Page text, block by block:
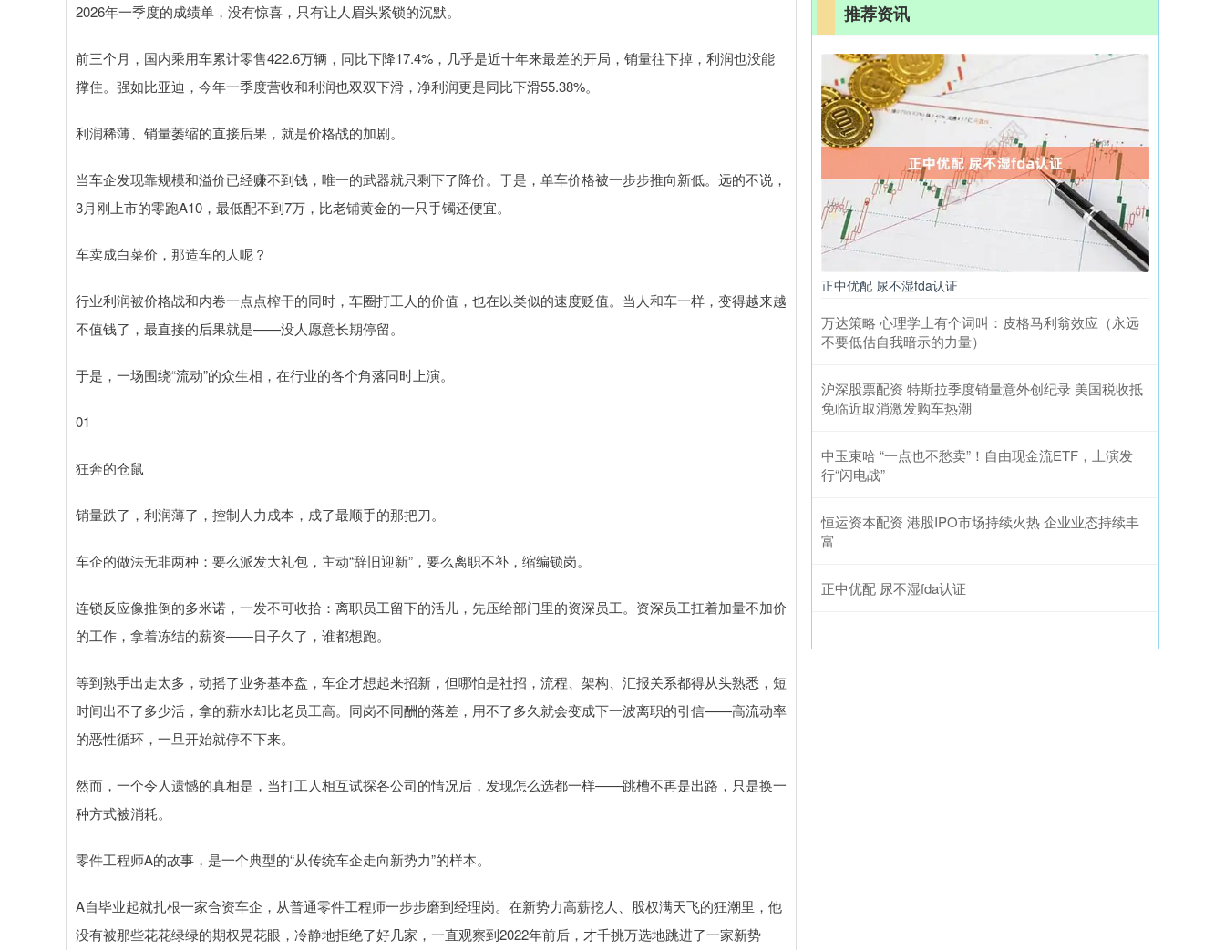
2026年一季度的成绩单，没有惊喜，只有让人眉头紧锁的沉默。
前三个月，国内乘用车累计零售422.6万辆，同比下降17.4%，几乎是近十年来最差的开局，销量往下掉，利润也没能
撑住。强如比亚迪，今年一季度营收和利润也双双下滑，净利润更是同比下滑55.38%。
利润稀薄、销量萎缩的直接后果，就是价格战的加剧。
当车企发现靠规模和溢价已经赚不到钱，唯一的武器就只剩下了降价。于是，单车价格被一步步推向新低。远的不说，
3月刚上市的零跑A10，最低配不到7万，比老铺黄金的一只手镯还便宜。
车卖成白菜价，那造车的人呢？
行业利润被价格战和内卷一点点榨干的同时，车圈打工人的价值，也在以类似的速度贬值。当人和车一样，变得越来越
不值钱了，最直接的后果就是——没人愿意长期停留。
于是，一场围绕“流动”的众生相，在行业的各个角落同时上演。
01
狂奔的仓鼠
销量跌了，利润薄了，控制人力成本，成了最顺手的那把刀。
车企的做法无非两种：要么派发大礼包，主动“辞旧迎新”，要么离职不补，缩编锁岗。
连锁反应像推倒的多米诺，一发不可收拾：离职员工留下的活儿，先压给部门里的资深员工。资深员工扛着加量不加价
的工作，拿着冻结的薪资——日子久了，谁都想跑。
等到熟手出走太多，动摇了业务基本盘，车企才想起来招新，但哪怕是社招，流程、架构、汇报关系都得从头熟悉，短
时间出不了多少活，拿的薪水却比老员工高。同岗不同酬的落差，用不了多久就会变成下一波离职的引信——高流动率
的恶性循环，一旦开始就停不下来。
然而，一个令人遗憾的真相是，当打工人相互试探各公司的情况后，发现怎么选都一样——跳槽不再是出路，只是换一
种方式被消耗。
零件工程师A的故事，是一个典型的“从传统车企走向新势力”的样本。
A自毕业起就扎根一家合资车企，从普通零件工程师一步步磨到经理岗。在新势力高薪挖人、股权满天飞的狂潮里，他
没有被那些花花绿绿的期权晃花眼，冷静地拒绝了好几家，一直观察到2022年前后，才千挑万选地跳进了一家新势
推荐资讯
正中优配 尿不湿fda认证
万达策略 心理学上有个词叫：皮格马利翁效应（永远
不要低估自我暗示的力量）
沪深股票配资 特斯拉季度销量意外创纪录 美国税收抵
免临近取消激发购车热潮
中玉束哈 “一点也不愁卖”！自由现金流ETF，上演发
行“闪电战”
恒运资本配资 港股IPO市场持续火热 企业业态持续丰
富
正中优配 尿不湿fda认证